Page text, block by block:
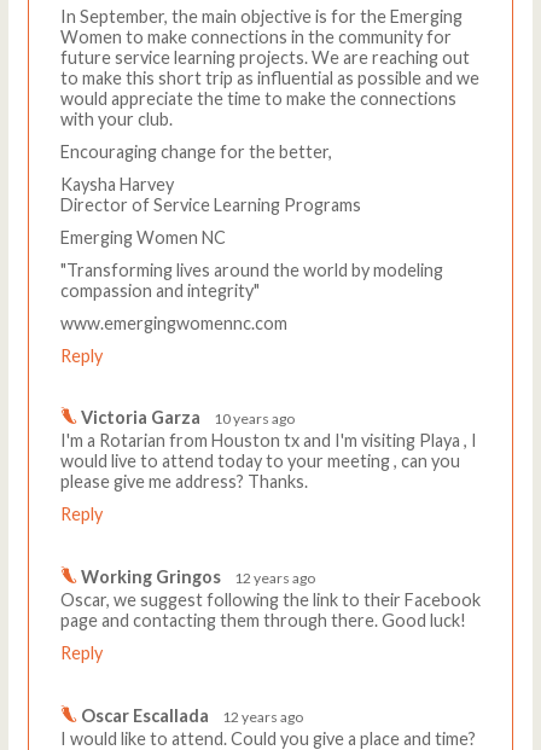
In September, the main objective is for the Emerging
Women to make connections in the community for
future service learning projects. We are reaching out
to make this short trip as influential as possible and we
would appreciate the time to make the connections
with your club.
Encouraging change for the better,
Kaysha Harvey
Director of Service Learning Programs
Emerging Women NC
"Transforming lives around the world by modeling
compassion and integrity"
www.emergingwomennc.com
Reply
Victoria Garza 10 years ago
I'm a Rotarian from Houston tx and I'm visiting Playa , I
would live to attend today to your meeting , can you
please give me address? Thanks.
Reply
Working Gringos 12 years ago
Oscar, we suggest following the link to their Facebook
page and contacting them through there. Good luck!
Reply
Oscar Escallada 12 years ago
I would like to attend. Could you give a place and time?